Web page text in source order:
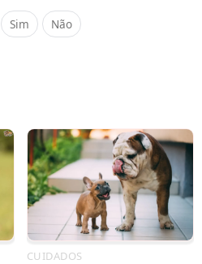
Sim Não
CUIDADOS